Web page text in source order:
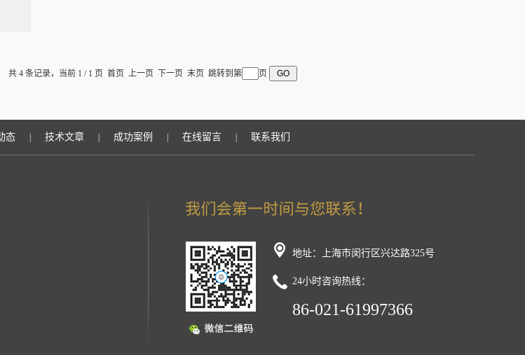
共 4 条记录，当前 1 / 1 页 首页 上一页 下一页 末页 跳转到第 页
态 技术文章 成功案例 在线留言 联系我们
地址：上海市闵行区兴达路325号
24小时咨询热线：
86-021-61997366